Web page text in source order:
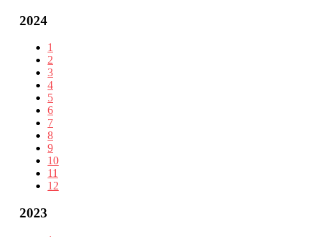
2024
1
2
3
4
5
6
7
8
9
10
11
12
2023